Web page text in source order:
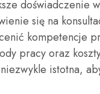
doświadczenie
się na
kompetencje
pracy oraz
istotna,